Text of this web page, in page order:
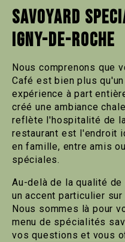
SAVOYARD
IGNY-DE-ROCHE
Nous comprenons que
Café est bien plus
expérience à part
créé une ambiance
reflète l'hospitalité de
restaurant est l'endroit
en famille, entre amis
spéciales.
Au-delà de la qualité
un accent particulier
Nous sommes là pour
menu de spécialités
vos questions et vous